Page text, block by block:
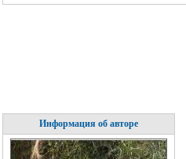
Информация об авторе